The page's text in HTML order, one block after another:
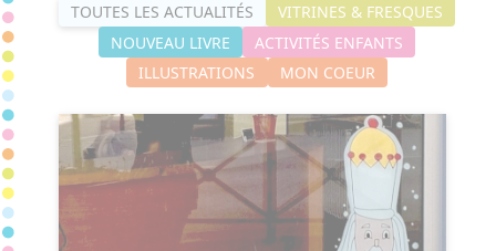
TOUTES LES ACTUALITÉS
VITRINES & FRESQUES
NOUVEAU LIVRE
ACTIVITÉS ENFANTS
ILLUSTRATIONS
MON COEUR